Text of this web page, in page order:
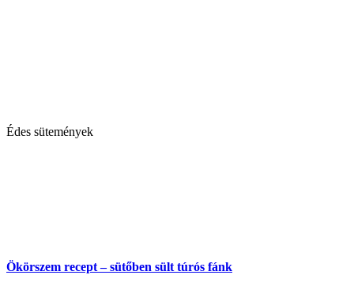
Édes sütemények
Ökörszem recept – sütőben sült túrós fánk